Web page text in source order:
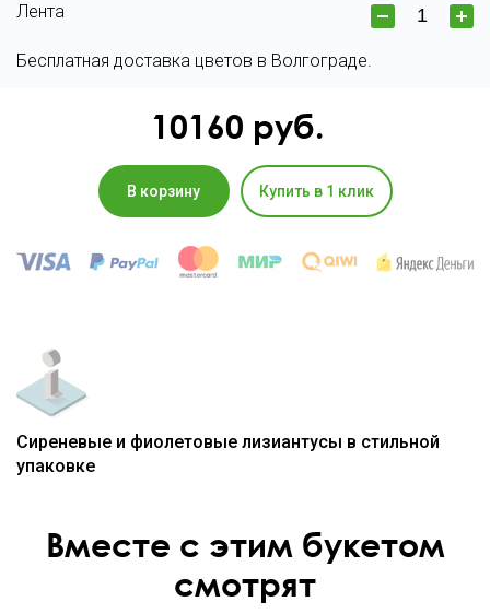
Лента
Бесплатная доставка цветов в Волгограде.
10160 руб.
В корзину Купить в 1 клик
Сиреневые и фиолетовые лизиантусы в стильной
упаковке
Вместе с этим букетом
смотрят